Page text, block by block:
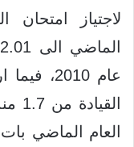
لاجتياز امتحان
عام
العام الماضي